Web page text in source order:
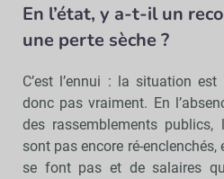
En l’état, y a-t-il un
une perte sèche ?
C’est l’ennui : la situation
donc pas vraiment. En
des rassemblements publics,
sont pas encore ré-enclenchés,
se font pas et de salaires